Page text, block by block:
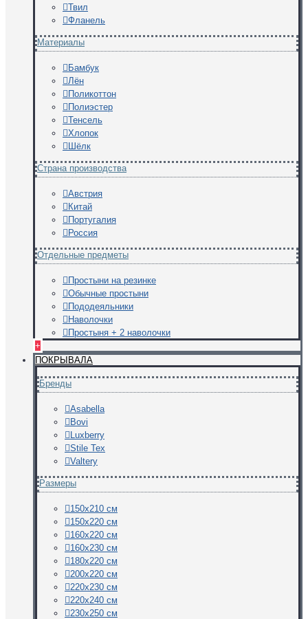
Твил
Фланель
Материалы
Бамбук
Лён
Поликоттон
Полиэстер
Тенсель
Хлопок
Шёлк
Страна производства
Австрия
Китай
Португалия
Россия
Отдельные предметы
Простыни на резинке
Обычные простыни
Пододеяльники
Наволочки
Простыня + 2 наволочки
+
ПОКРЫВАЛА
Бренды
Asabella
Bovi
Luxberry
Stile Tex
Valtery
Размеры
150х210 см
150х220 см
160х220 см
160х230 см
180х220 см
200х220 см
220х230 см
220х240 см
230х250 см